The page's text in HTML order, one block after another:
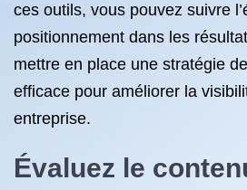
ces outils, vous pouvez suivre
positionnement dans les
mettre en place une stratégie
efficace pour améliorer la
entreprise.
Évaluez le